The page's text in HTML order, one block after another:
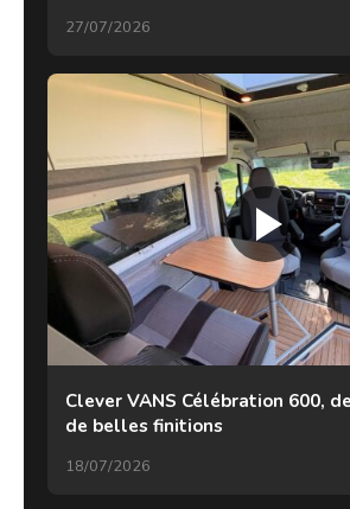
27/07/2026
Clever VANS Célébration 600,
de belles finitions
18/07/2026